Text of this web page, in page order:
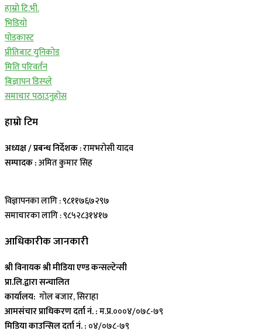
हाम्रो टि.भी.
भिडियो
पोडकास्ट
प्रीतिबाट युनिकोड
मिति परिवर्तन
बिज्ञापन डिस्प्ले
समाचार पठाउनुहोस
हाम्रो टिम
अध्यक्ष / प्रबन्ध निर्देशक: रामभरोसी यादव
सम्पादक :अमित कुमार सिह
विज्ञापनका लागि : ९८११७६७२९७
समाचारका लागि : ९८५२८३१४१७
आधिकारीक जानकारी
श्री विनायक श्री मीडिया एण्ड कन्सल्टेन्सी
प्रा.लि.द्वारा सन्चालित
कार्यालय: गोल बजार, सिराहा
आमसंचार प्राधिकरण दर्ता नं. :म.प्र.०००४/०७८-७९
मिडिया काउन्सिल दर्ता नं. : ०४/०७८-७९